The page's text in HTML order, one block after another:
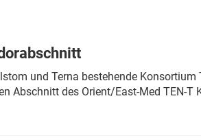
und Terna bestehende
Abschnitt des Orient/East-Med TEN-T